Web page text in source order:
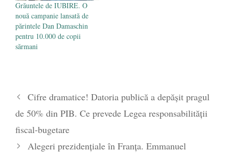
Grăuntele de IUBIRE. O
nouă campanie lansată de
părintele Dan Damaschin
pentru 10.000 de copii
sărmani
Cifre dramatice! Datoria publică a depășit pragul
de 50% din PIB. Ce prevede Legea responsabilității
fiscal-bugetare
Alegeri prezidențiale în Franța. Emmanuel